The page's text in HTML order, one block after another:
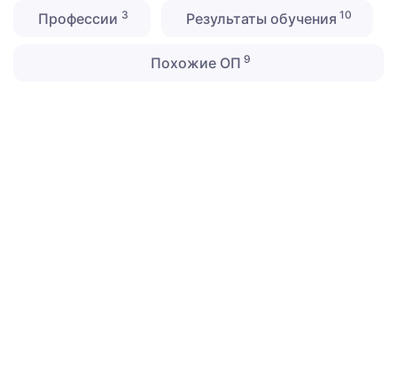
Профессии 3 Результаты обучения 10
Похожие ОП 9